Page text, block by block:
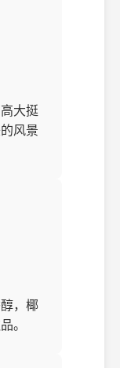
大挺
风景
，椰
。